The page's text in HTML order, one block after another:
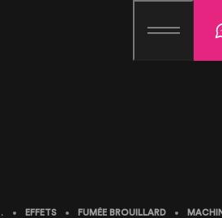
EFFETS FUMÉE BROUILLARD